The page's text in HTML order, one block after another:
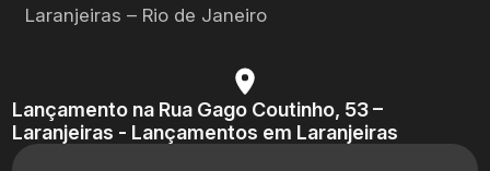
Laranjeiras – Rio de Janeiro
Lançamento na Rua Gago Coutinho, 53 –
Laranjeiras - Lançamentos em Laranjeiras